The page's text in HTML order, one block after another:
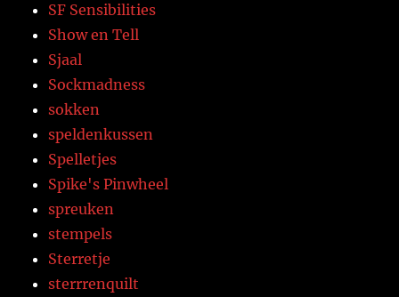
SF Sensibilities
Show en Tell
Sjaal
Sockmadness
sokken
speldenkussen
Spelletjes
Spike's Pinwheel
spreuken
stempels
Sterretje
sterrrenquilt